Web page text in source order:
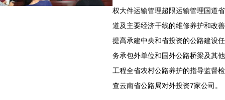
权大件运输管理超限运输管理国道省
道及主要经济干线的维修养护和改善
提高承建中央和省投资的公路建设任
务承包外单位和国外公路桥梁及其他
工程全省农村公路养护的指导监督检
查云南省公路局对外投资7家公司。